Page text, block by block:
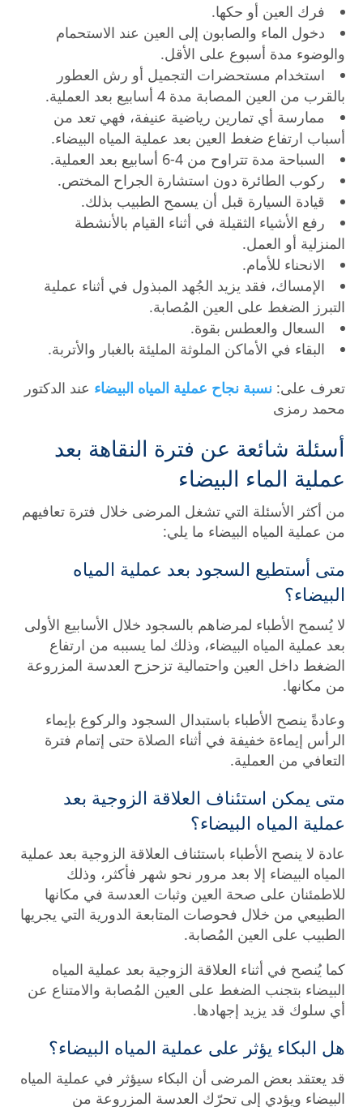
فرك العين أو حكها.
دخول الماء والصابون إلى العين عند الاستحمام
والوضوء مدة أسبوع على الأقل.
استخدام مستحضرات التجميل أو رش العطور
بالقرب من العين المصابة مدة 4 أسابيع بعد العملية.
ممارسة أي تمارين رياضية عنيفة، فهي تعد من
أسباب ارتفاع ضغط العين بعد عملية المياه البيضاء.
السباحة مدة تتراوح من 4-6 أسابيع بعد العملية.
ركوب الطائرة دون استشارة الجراح المختص.
قيادة السيارة قبل أن يسمح الطبيب بذلك.
رفع الأشياء الثقيلة في أثناء القيام بالأنشطة
المنزلية أو العمل.
الانحناء للأمام.
الإمساك، فقد يزيد الجُهد المبذول في أثناء عملية
التبرز الضغط على العين المُصابة.
السعال والعطس بقوة.
البقاء في الأماكن الملوثة المليئة بالغبار والأتربة.
تعرف على:نسبة نجاح عملية المياه البيضاء عند الدكتور
محمد رمزى
أسئلة شائعة عن فترة النقاهة بعد
عملية الماء البيضاء
من أكثر الأسئلة التي تشغل المرضى خلال فترة تعافيهم
من عملية المياه البيضاء ما يلي:
متى أستطيع السجود بعد عملية المياه
البيضاء؟
لا يُسمح الأطباء لمرضاهم بالسجود خلال الأسابيع الأولى
بعد عملية المياه البيضاء، وذلك لما يسببه من ارتفاع
الضغط داخل العين واحتمالية تزحزح العدسة المزروعة
من مكانها.
وعادةً ينصح الأطباء باستبدال السجود والركوع بإيماء
الرأس إيماءة خفيفة في أثناء الصلاة حتى إتمام فترة
التعافي من العملية.
متى يمكن استئناف العلاقة الزوجية بعد
عملية المياه البيضاء؟
عادة لا ينصح الأطباء باستئناف العلاقة الزوجية بعد عملية
المياه البيضاء إلا بعد مرور نحو شهر فأكثر، وذلك
للاطمئنان على صحة العين وثبات العدسة في مكانها
الطبيعي من خلال فحوصات المتابعة الدورية التي يجريها
الطبيب على العين المُصابة.
كما يُنصح في أثناء العلاقة الزوجية بعد عملية المياه
البيضاء بتجنب الضغط على العين المُصابة والامتناع عن
أي سلوك قد يزيد إجهادها.
هل البكاء يؤثر على عملية المياه البيضاء؟
قد يعتقد بعض المرضى أن البكاء سيؤثر في عملية المياه
البيضاء ويؤدي إلى تحرّك العدسة المزروعة من